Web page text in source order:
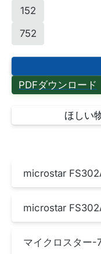
152
752
PDFダウンロード
ほしい
microstar
microstar
マイクロスター-